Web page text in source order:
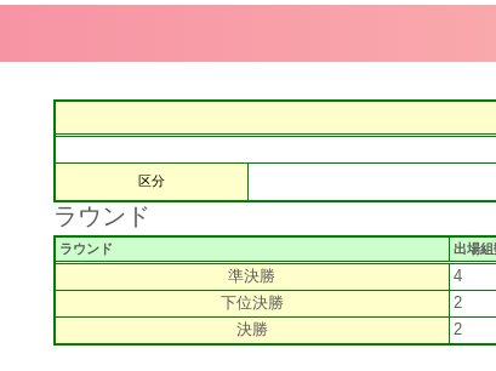
区分
ラウンド
ラウンド 出場組
準決勝 4
下位決勝
2
決勝
2